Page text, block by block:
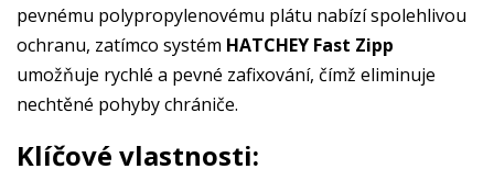
pevnému polypropylenovému plátu nabízí spolehlivou
ochranu, zatímco systém HATCHEY Fast Zipp
umožňuje rychlé a pevné zafixování, čímž eliminuje
nechtěné pohyby chrániče.
Klíčové vlastnosti: